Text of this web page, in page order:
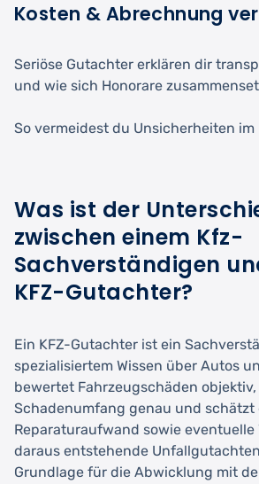
Kosten & Abrechnung
Seriöse Gutachter erklären dir
und wie sich Honorare
So vermeidest du Unsicherheiten im
Was ist der
zwischen einem Kfz-
Sachverständigen
KFZ-Gutachter?
Ein KFZ-Gutachter ist ein
spezialisiertem Wissen über Autos
bewertet Fahrzeugschäden
Schadenumfang genau und schätzt
Reparaturaufwand sowie eventuelle
daraus entstehende
Grundlage für die Abwicklung mit